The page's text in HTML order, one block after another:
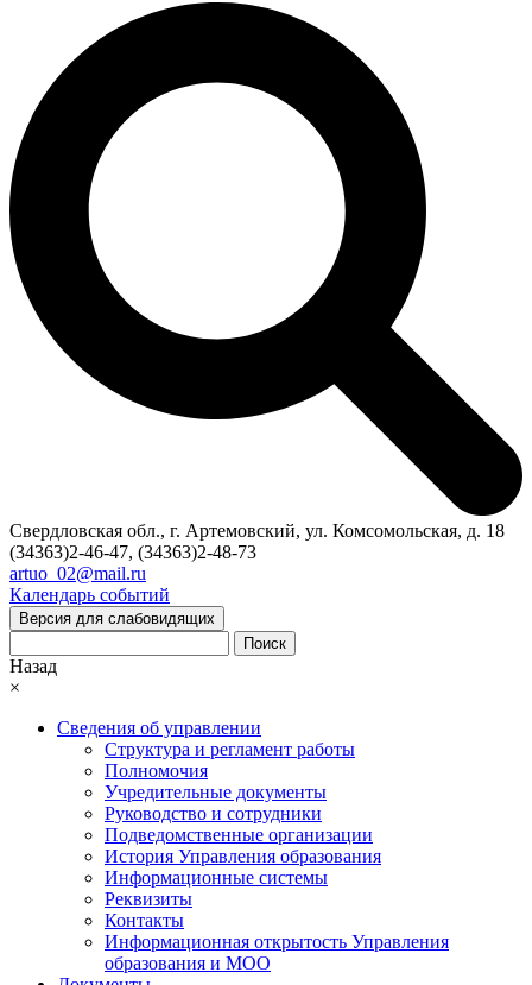
Свердловская обл., г. Артемовский, ул. Комсомольская, д. 18
(34363)2-46-47, (34363)2-48-73
artuo_02@mail.ru
Календарь событий
Версия для слабовидящих
Поиск
Назад
×
Сведения об управлении
Структура и регламент работы
Полномочия
Учредительные документы
Руководство и сотрудники
Подведомственные организации
История Управления образования
Информационные системы
Реквизиты
Контакты
Информационная открытость Управления
образования и МОО